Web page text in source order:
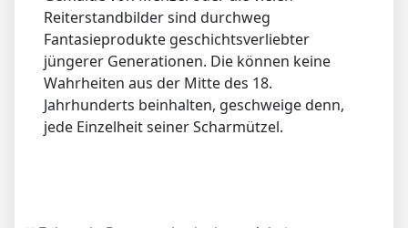
Reiterstandbilder sind durchweg
Fantasieprodukte geschichtsverliebter
jüngerer Generationen. Die können keine
Wahrheiten aus der Mitte des 18.
Jahrhunderts beinhalten, geschweige denn,
jede Einzelheit seiner Scharmützel.